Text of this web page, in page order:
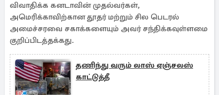
விவாதிக்க கனடாவின் முதல்வர்கள்,
அமெரிக்காவிற்கான தூதர் மற்றும் சில பெடரல்
அமைச்சரவை சகாக்களையும் அவர் சந்திக்கவுள்ளமை
குறிப்பிடத்தக்கது.
தணிந்து வரும் லாஸ் ஏஞ்சலஸ்
காட்டுத்தீ